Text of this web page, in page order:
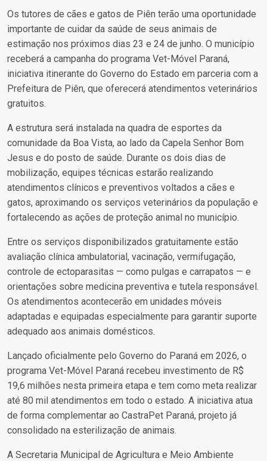
Os tutores de cães e gatos de Piên terão uma oportunidade
importante de cuidar da saúde de seus animais de
estimação nos próximos dias 23 e 24 de junho. O município
receberá a campanha do programa Vet-Móvel Paraná,
iniciativa itinerante do Governo do Estado em parceria com a
Prefeitura de Piên, que oferecerá atendimentos veterinários
gratuitos.
A estrutura será instalada na quadra de esportes da
comunidade da Boa Vista, ao lado da Capela Senhor Bom
Jesus e do posto de saúde. Durante os dois dias de
mobilização, equipes técnicas estarão realizando
atendimentos clínicos e preventivos voltados a cães e
gatos, aproximando os serviços veterinários da população e
fortalecendo as ações de proteção animal no município.
Entre os serviços disponibilizados gratuitamente estão
avaliação clínica ambulatorial, vacinação, vermifugação,
controle de ectoparasitas — como pulgas e carrapatos — e
orientações sobre medicina preventiva e tutela responsável.
Os atendimentos acontecerão em unidades móveis
adaptadas e equipadas especialmente para garantir suporte
adequado aos animais domésticos.
Lançado oficialmente pelo Governo do Paraná em 2026, o
programa Vet-Móvel Paraná recebeu investimento de R$
19,6 milhões nesta primeira etapa e tem como meta realizar
até 80 mil atendimentos em todo o estado. A iniciativa atua
de forma complementar ao CastraPet Paraná, projeto já
consolidado na esterilização de animais.
A Secretaria Municipal de Agricultura e Meio Ambiente